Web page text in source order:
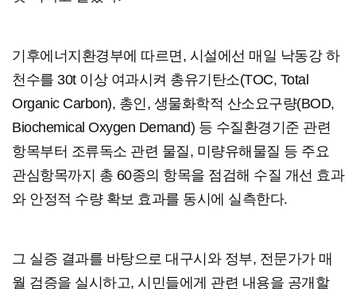
기후에너지환경부에 따르면, 시설에선 매일 낙동강 하
천수를 30t 이상 여과시켜 총유기탄소(TOC, Total
Organic Carbon), 총인, 생물화학적 산소요구량(BOD,
Biochemical Oxygen Demand) 등 수질환경기준 관련
항목부터 조류독소 관련 물질, 미량유해물질 등 주요
관심항목까지 총 60종의 항목을 점검해 수질 개선 효과
와 안정적 수량 확보 효과를 동시에 실측한다.
그 실증 결과를 바탕으로 대구시와 정부, 전문가가 매
월 검증을 실시하고, 시민들에게 관련 내용을 공개할